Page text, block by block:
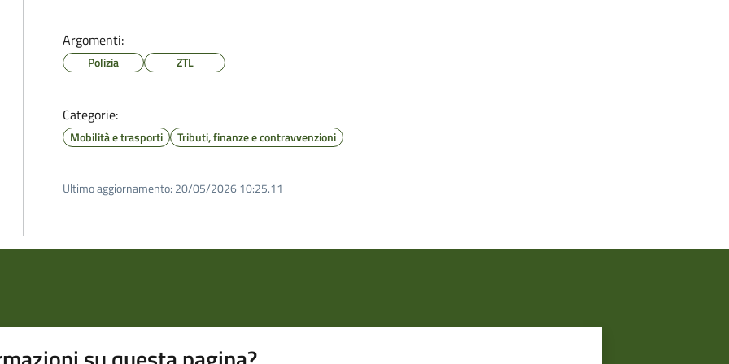
Argomenti:
Polizia ZTL
Categorie:
Mobilità e trasporti Tributi, finanze e contravvenzioni
Ultimo aggiornamento: 20/05/2026 10:25.11